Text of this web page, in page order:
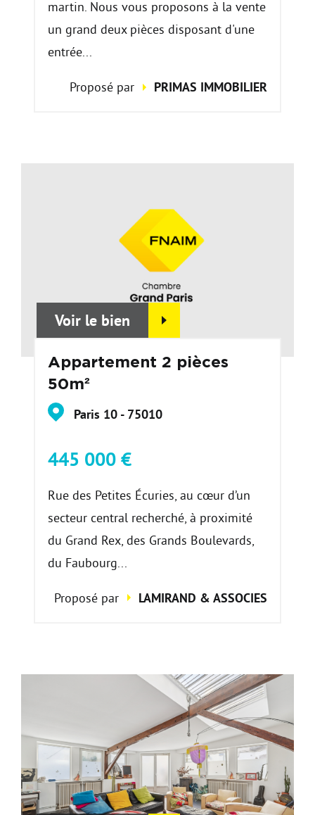
martin. Nous vous proposons à la vente
un grand deux pièces disposant d'une
entrée...
Proposé par PRIMAS IMMOBILIER
Voir le bien
Appartement 2 pièces
50m²
Paris 10 - 75010
445 000 €
Rue des Petites Écuries, au cœur d’un
secteur central recherché, à proximité
du Grand Rex, des Grands Boulevards,
du Faubourg...
Proposé par LAMIRAND & ASSOCIES